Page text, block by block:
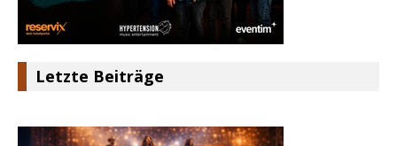
Letzte Beiträge